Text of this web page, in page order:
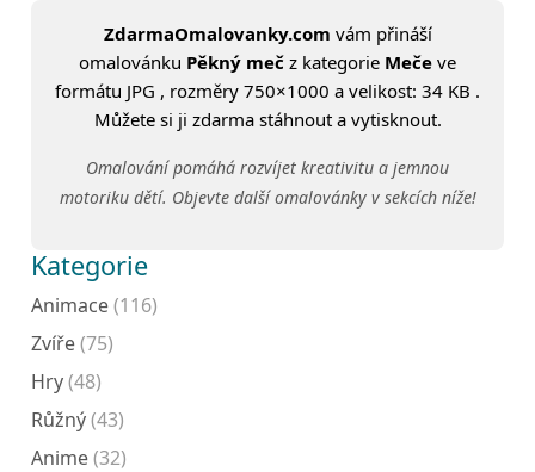
ZdarmaOmalovanky.com vám přináší
omalovánku Pěkný meč z kategorie Meče ve
formátu JPG , rozměry 750×1000 a velikost: 34 KB .
Můžete si ji zdarma stáhnout a vytisknout.
Omalování pomáhá rozvíjet kreativitu a jemnou
motoriku dětí. Objevte další omalovánky v sekcích níže!
Kategorie
Animace(116)
Zvíře(75)
Hry(48)
Růžný(43)
Anime(32)